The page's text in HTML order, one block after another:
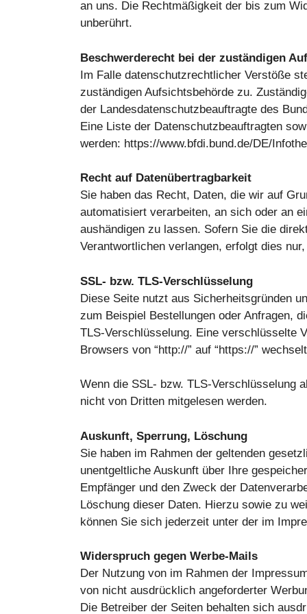
an uns. Die Rechtmäßigkeit der bis zum
unberührt.
Beschwerderecht bei der zuständigen
Im Falle datenschutzrechtlicher Verstöße
zuständigen Aufsichtsbehörde zu.
der Landesdatenschutzbeauftragte des
Eine Liste der Datenschutzbeauftragten
werden: https://www.bfdi.bund.de/DE/
Recht auf Datenübertragbarkeit
Sie haben das Recht, Daten, die wir auf
automatisiert verarbeiten, an sich oder an
aushändigen zu lassen. Sofern Sie die
Verantwortlichen verlangen, erfolgt dies
SSL- bzw. TLS-Verschlüsselung
Diese Seite nutzt aus Sicherheitsgründen
zum Beispiel Bestellungen oder Anfragen,
TLS-Verschlüsselung. Eine verschlüsselte
Browsers von “http://” auf “https://”
Wenn die SSL- bzw. TLS-Verschlüsselung
nicht von Dritten mitgelesen werden.
Auskunft, Sperrung, Löschung
Sie haben im Rahmen der geltenden
unentgeltliche Auskunft über Ihre
Empfänger und den Zweck der
Löschung dieser Daten. Hierzu sowie zu
können Sie sich jederzeit unter der im
Widerspruch gegen Werbe-Mails
Der Nutzung von im Rahmen der
von nicht ausdrücklich angeforderter
Die Betreiber der Seiten behalten sich